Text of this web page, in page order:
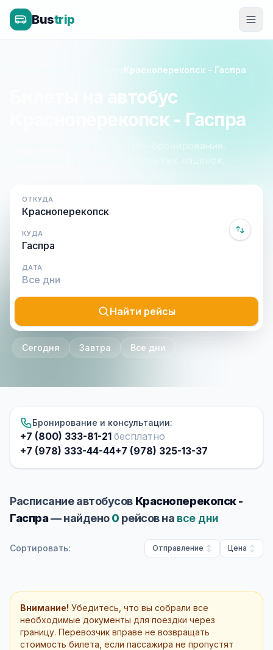
Bustrip
Красноперекопск - Гаспра
Билеты на автобус
Красноперекопск - Гаспра
Расписание, цены и онлайн-бронирование.
Оплата при посадке, без скрытых наценок.
ОТКУДА
КУДА
ДАТА
Найти рейсы
Сегодня Завтра Все дни
Бронирование и консультации:
+7 (800) 333-81-21 бесплатно
+7 (978) 333-44-44+7 (978) 325-13-37
Расписание автобусов Красноперекопск -
Гаспра— найдено0 рейсов на все дни
Сортировать: Отправление Цена
Внимание! Убедитесь, что вы собрали все
необходимые документы для поездки через
границу. Перевозчик вправе не возвращать
стоимость билета, если пассажира не пропустят